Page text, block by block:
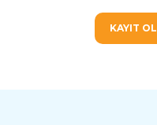
KAYIT OL